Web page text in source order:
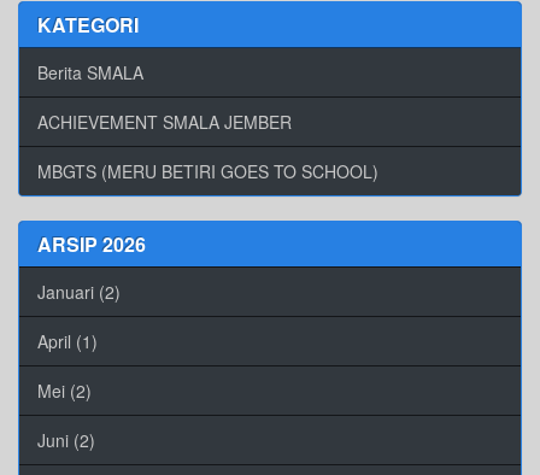
KATEGORI
Berita SMALA
ACHIEVEMENT SMALA JEMBER
MBGTS (MERU BETIRI GOES TO SCHOOL)
ARSIP 2026
Januari (2)
April (1)
Mei (2)
Juni (2)